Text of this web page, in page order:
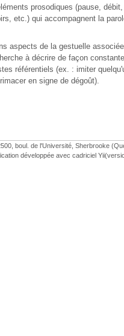
prosodiques (pause,
etc.) qui accompagnent la
aspects de la gestuelle
à décrire de façon
référentiels (ex. : imiter
en signe de dégoût).
boul. de l'Université, Sherbrooke
développée avec cadriciel